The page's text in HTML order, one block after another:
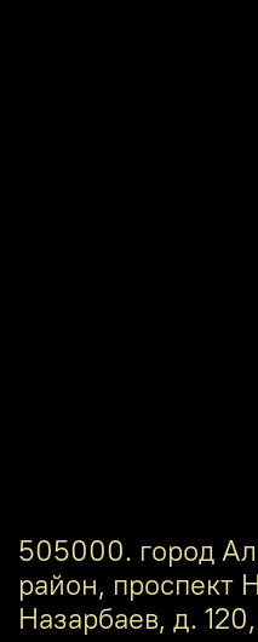
505000. город
район, проспект
Назарбаев, д.